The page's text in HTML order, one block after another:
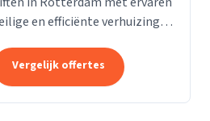
en efficiënte verhuizing,
Vergelijk offertes